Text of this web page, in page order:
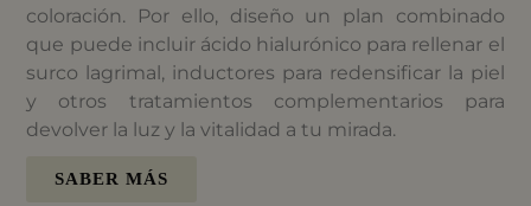
coloración. Por ello, diseño un plan combinado
que puede incluir ácido hialurónico para rellenar el
surco lagrimal, inductores para redensificar la piel
y otros tratamientos complementarios para
devolver la luz y la vitalidad a tu mirada.
SABER MÁS